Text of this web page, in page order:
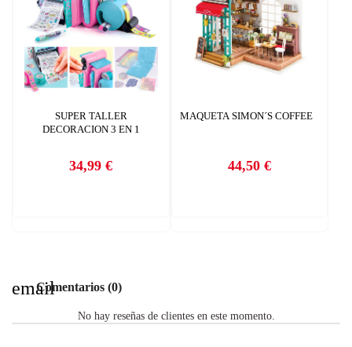
SUPER TALLER
DECORACION 3 EN 1
Precio
34,99 €
MAQUETA SIMON´S COFFEE
Precio
44,50 €
emailComentarios (0)
No hay reseñas de clientes en este momento.